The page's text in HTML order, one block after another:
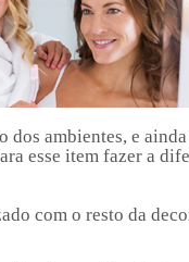
ambientes, e
esse item fazer a
com o resto da